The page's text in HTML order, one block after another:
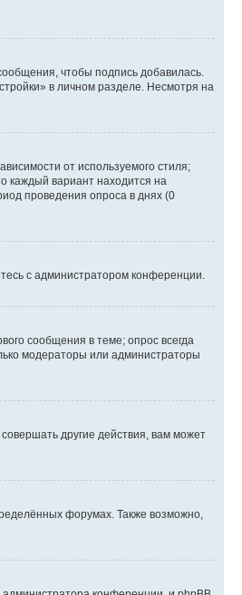
чтобы подпись добавилась.
в личном разделе. Несмотря на
от используемого стиля;
каждый вариант находится на
проведения опроса в днях (0
с администратором конференции.
сообщения в теме; опрос всегда
модераторы или администраторы
другие действия, вам может
форумах. Также возможно,